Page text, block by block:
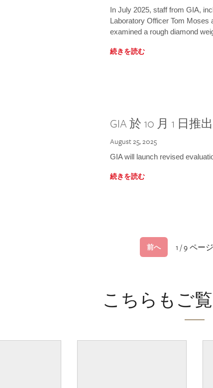
In July 2025, staff from GIA,
Laboratory Officer Tom Moses
examined a rough diamond
続きを読む
GIA 於 10 月 1 日
August 25, 2025
GIA will launch revised
続きを読む
前へ 1 / 9 ページ
こちらもご